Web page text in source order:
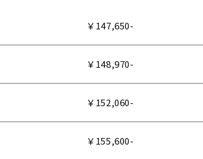
￥147,650-
￥148,970-
￥152,060-
￥155,600-